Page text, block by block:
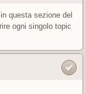
questa sezione del
ogni singolo topic